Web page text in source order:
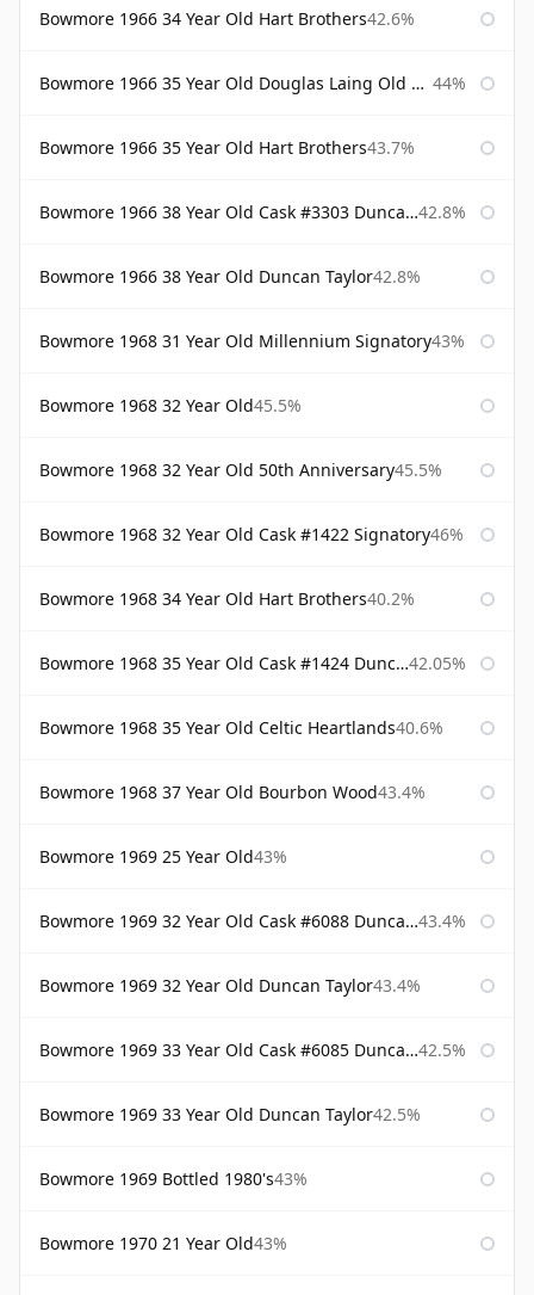
Bowmore 1966 34 Year Old Hart Brothers42.6%
Bowmore 1966 35 Year Old Douglas Laing Old Malt Cask 44%
Bowmore 1966 35 Year Old Hart Brothers43.7%
Bowmore 1966 38 Year Old Cask #3303 Duncan Taylor 42.8%
Bowmore 1966 38 Year Old Duncan Taylor42.8%
Bowmore 1968 31 Year Old Millennium Signatory43%
Bowmore 1968 32 Year Old45.5%
Bowmore 1968 32 Year Old 50th Anniversary45.5%
Bowmore 1968 32 Year Old Cask #1422 Signatory46%
Bowmore 1968 34 Year Old Hart Brothers40.2%
Bowmore 1968 35 Year Old Cask #1424 Duncan Taylor 42.05%
Bowmore 1968 35 Year Old Celtic Heartlands40.6%
Bowmore 1968 37 Year Old Bourbon Wood43.4%
Bowmore 1969 25 Year Old43%
Bowmore 1969 32 Year Old Cask #6088 Duncan Taylor 43.4%
Bowmore 1969 32 Year Old Duncan Taylor43.4%
Bowmore 1969 33 Year Old Cask #6085 Duncan Taylor 42.5%
Bowmore 1969 33 Year Old Duncan Taylor42.5%
Bowmore 1969 Bottled 1980's43%
Bowmore 1970 21 Year Old43%